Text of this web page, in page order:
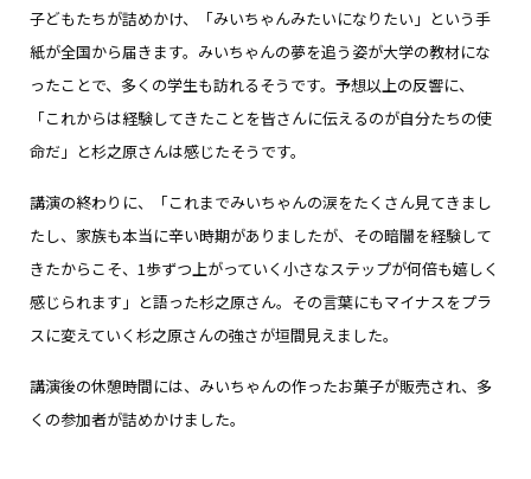
子どもたちが詰めかけ、「みいちゃんみたいになりたい」という手
紙が全国から届きます。みいちゃんの夢を追う姿が大学の教材にな
ったことで、多くの学生も訪れるそうです。予想以上の反響に、
「これからは経験してきたことを皆さんに伝えるのが自分たちの使
命だ」と杉之原さんは感じたそうです。
講演の終わりに、「これまでみいちゃんの涙をたくさん見てきまし
たし、家族も本当に辛い時期がありましたが、その暗闇を経験して
きたからこそ、1歩ずつ上がっていく小さなステップが何倍も嬉しく
感じられます」と語った杉之原さん。その言葉にもマイナスをプラ
スに変えていく杉之原さんの強さが垣間見えました。
講演後の休憩時間には、みいちゃんの作ったお菓子が販売され、多
くの参加者が詰めかけました。